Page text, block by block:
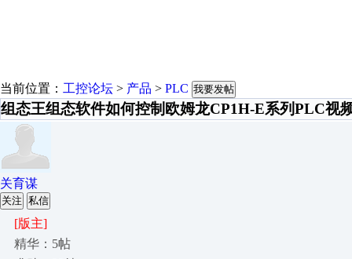
当前位置： 工控论坛 > 产品 > PLC 我要发帖
组态王组态软件如何控制欧姆龙CP1H-E系列PLC视
关育谋
关注 私信
[版主]
精华：5帖